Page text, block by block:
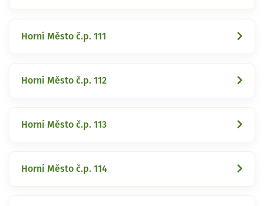
Horní Město č.p. 111
Horní Město č.p. 112
Horní Město č.p. 113
Horní Město č.p. 114